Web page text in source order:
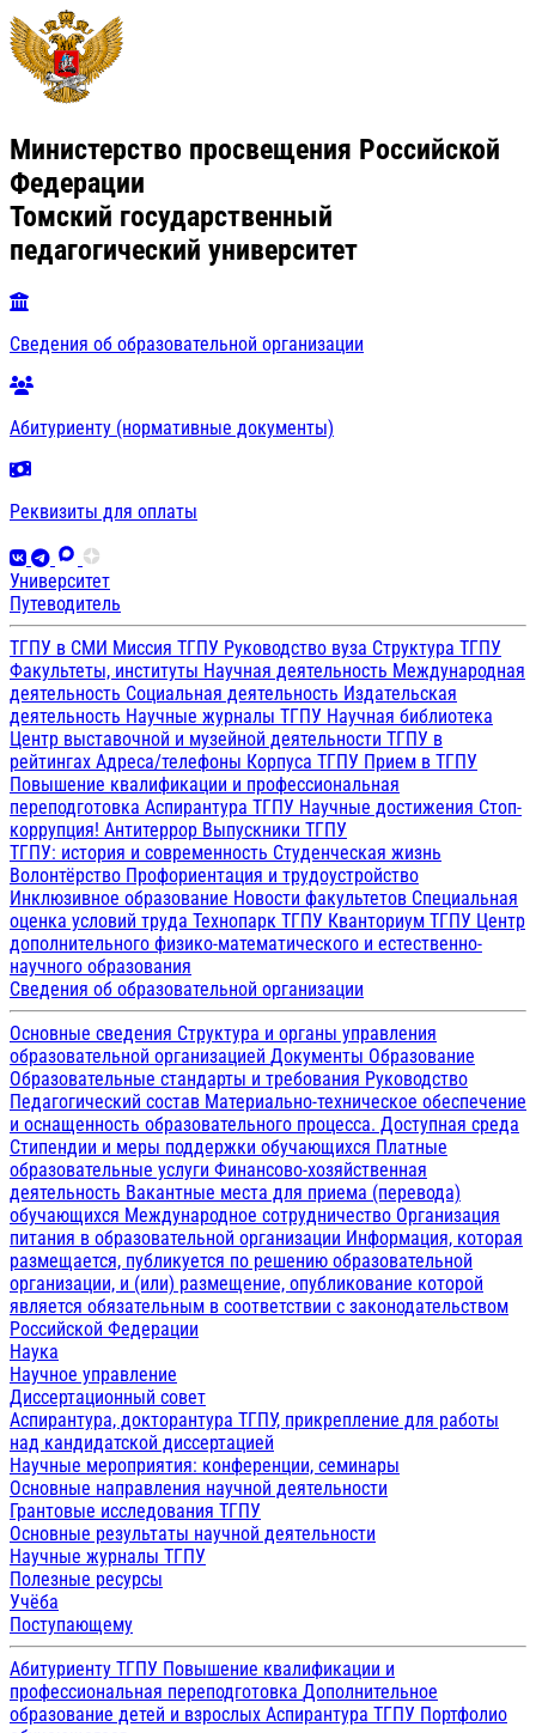
Министерство просвещения Российской
Федерации
Томский государственный
педагогический университет
Сведения об образовательной организации
Абитуриенту (нормативные документы)
Реквизиты для оплаты
Университет
Путеводитель
ТГПУ в СМИ Миссия ТГПУ Руководство вуза Структура ТГПУ
Факультеты, институты Научная деятельность Международная
деятельность Социальная деятельность Издательская
деятельность Научные журналы ТГПУ Научная библиотека
Центр выставочной и музейной деятельности ТГПУ в
рейтингах Адреса/телефоны Корпуса ТГПУ Прием в ТГПУ
Повышение квалификации и профессиональная
переподготовка Аспирантура ТГПУ Научные достижения Стоп-
коррупция! Антитеррор Выпускники ТГПУ
ТГПУ: история и современность Студенческая жизнь
Волонтёрство Профориентация и трудоустройство
Инклюзивное образование Новости факультетов Специальная
оценка условий труда Технопарк ТГПУ Кванториум ТГПУ Центр
дополнительного физико-математического и естественно-
научного образования
Сведения об образовательной организации
Основные сведения Структура и органы управления
образовательной организацией Документы Образование
Образовательные стандарты и требования Руководство
Педагогический состав Материально-техническое обеспечение
и оснащенность образовательного процесса. Доступная среда
Стипендии и меры поддержки обучающихся Платные
образовательные услуги Финансово-хозяйственная
деятельность Вакантные места для приема (перевода)
обучающихся Международное сотрудничество Организация
питания в образовательной организации Информация, которая
размещается, публикуется по решению образовательной
организации, и (или) размещение, опубликование которой
является обязательным в соответствии с законодательством
Российской Федерации
Наука
Научное управление
Диссертационный совет
Аспирантура, докторантура ТГПУ, прикрепление для работы
над кандидатской диссертацией
Научные мероприятия: конференции, семинары
Основные направления научной деятельности
Грантовые исследования ТГПУ
Основные результаты научной деятельности
Научные журналы ТГПУ
Полезные ресурсы
Учёба
Поступающему
Абитуриенту ТГПУ Повышение квалификации и
профессиональная переподготовка Дополнительное
образование детей и взрослых Аспирантура ТГПУ Портфолио